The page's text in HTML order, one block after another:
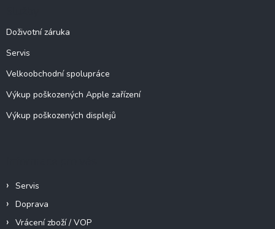
Doživotní záruka
Servis
Velkoobchodní spolupráce
Výkup poškozených Apple zařízení
Výkup poškozených displejů
Servis
Doprava
Vrácení zboží / VOP